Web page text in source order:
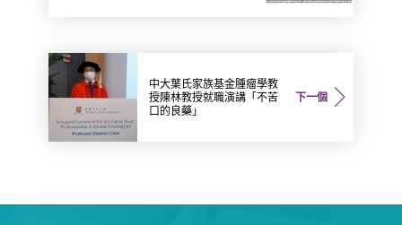
下一個
中大葉氏家族基金腫瘤學教
授陳林教授就職演講「不苦
口的良藥」